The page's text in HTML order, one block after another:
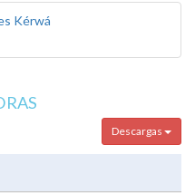
Kérwá
Descargas